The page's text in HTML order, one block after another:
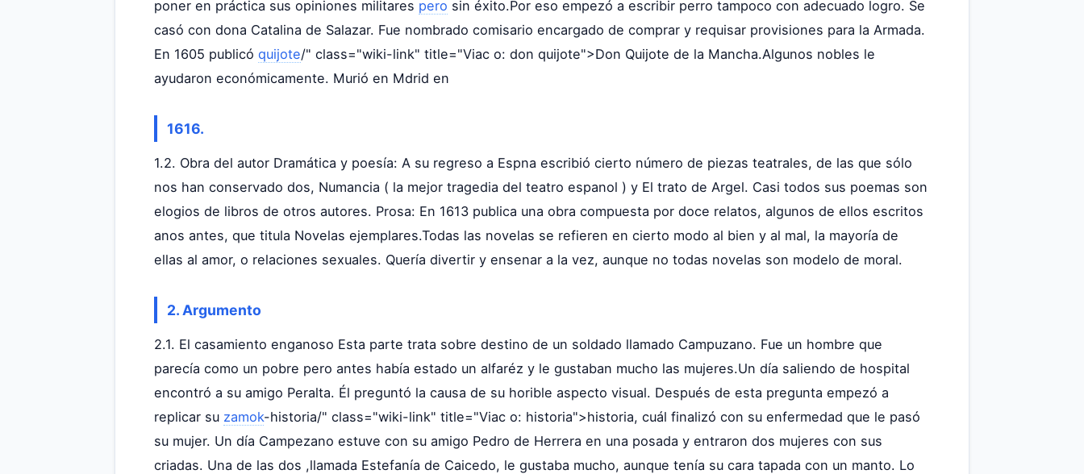
poner en práctica sus opiniones militares pero sin éxito.Por eso empezó a escribir perro tampoco con adecuado logro. Se
casó con dona Catalina de Salazar. Fue nombrado comisario encargado de comprar y requisar provisiones para la Armada.
En 1605 publicó quijote/" class="wiki-link" title="Viac o: don quijote">Don Quijote de la Mancha.Algunos nobles le
ayudaron económicamente. Murió en Mdrid en
1616.
1.2. Obra del autor Dramática y poesía: A su regreso a Espna escribió cierto número de piezas teatrales, de las que sólo
nos han conservado dos, Numancia ( la mejor tragedia del teatro espanol ) y El trato de Argel. Casi todos sus poemas son
elogios de libros de otros autores. Prosa: En 1613 publica una obra compuesta por doce relatos, algunos de ellos escritos
anos antes, que titula Novelas ejemplares.Todas las novelas se refieren en cierto modo al bien y al mal, la mayoría de
ellas al amor, o relaciones sexuales. Quería divertir y ensenar a la vez, aunque no todas novelas son modelo de moral.
2. Argumento
2.1. El casamiento enganoso Esta parte trata sobre destino de un soldado llamado Campuzano. Fue un hombre que
parecía como un pobre pero antes había estado un alfaréz y le gustaban mucho las mujeres.Un día saliendo de hospital
encontró a su amigo Peralta. Él preguntó la causa de su horible aspecto visual. Después de esta pregunta empezó a
replicar su zamok-historia/" class="wiki-link" title="Viac o: historia">historia, cuál finalizó con su enfermedad que le pasó
su mujer. Un día Campezano estuve con su amigo Pedro de Herrera en una posada y entraron dos mujeres con sus
criadas. Una de las dos ,llamada Estefanía de Caicedo, le gustaba mucho, aunque tenía su cara tapada con un manto. Lo